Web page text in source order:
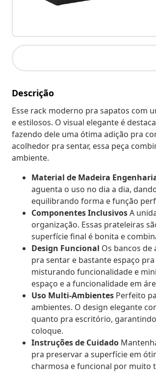
Descrição
Esse rack moderno pra sapatos com
e estilosos. O visual elegante é
fazendo dele uma ótima adição pra
acolhedor pra sentar, essa peça
ambiente.
Material de Madeira
aguenta o uso no dia a dia,
equilibrando forma e função
Componentes InclusivosA
organização. Essas prateleiras
superfície final é bonita e
Design Funcional Os bancos
pra sentar e bastante espaço
misturando funcionalidade e
espaço e a funcionalidade em
Uso Multi-Ambientes Perfeito
ambientes. O design elegante
quanto pra escritório,
coloque.
Instruções de Cuidado
pra preservar a superfície em
charmosa e funcional por muito